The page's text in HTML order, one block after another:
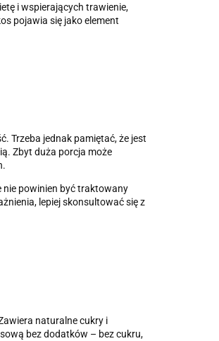
i wspierających trawienie,
pojawia się jako element
Trzeba jednak pamiętać, że jest
Zbyt duża porcja może
nie powinien być traktowany
lepiej skonsultować się z
naturalne cukry i
bez dodatków – bez cukru,